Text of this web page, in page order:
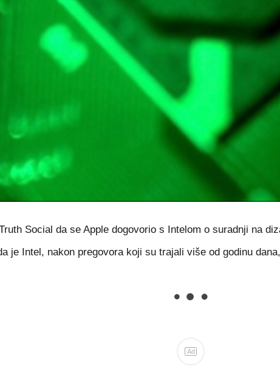
Social da se Apple dogovorio s Intelom o suradnji na
je Intel, nakon pregovora koji su trajali više od godinu
Ad